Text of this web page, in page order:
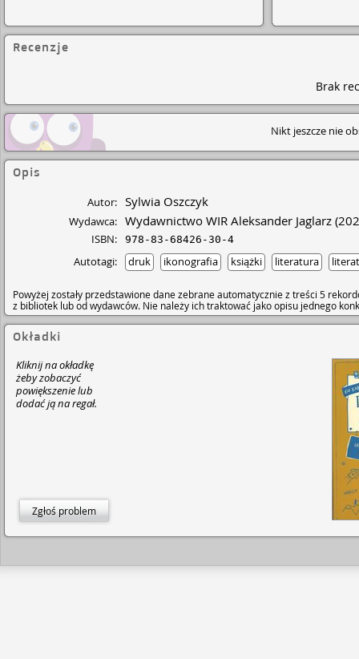
Recenzje
Brak
Nikt jeszcze nie
Opis
Autor: Sylwia Oszczyk
Wydawca: Wydawnictwo WIR Aleksander Jaglarz
ISBN: 978-83-68426-30-4
Autotagi: druk ikonografia książki literatura
Powyżej zostały przedstawione dane zebrane automatycznie z treści 5
z bibliotek lub od wydawców. Nie należy ich traktować jako opisu jednego
Okładki
Kliknij na okładkę
żeby zobaczyć
powiększenie lub
dodać ją na regał.
Zgłoś problem